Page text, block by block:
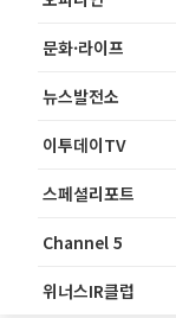
문화·라이프
뉴스발전소
이투데이TV
스페셜리포트
Channel 5
위너스IR클럽